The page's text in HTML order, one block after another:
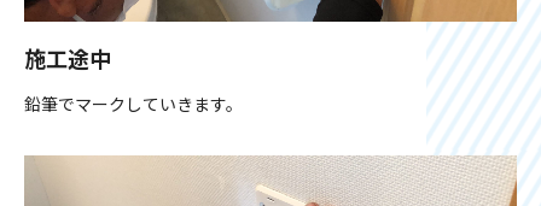
施工途中
鉛筆でマークしていきます。